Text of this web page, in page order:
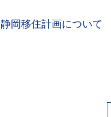
静岡移住計画について